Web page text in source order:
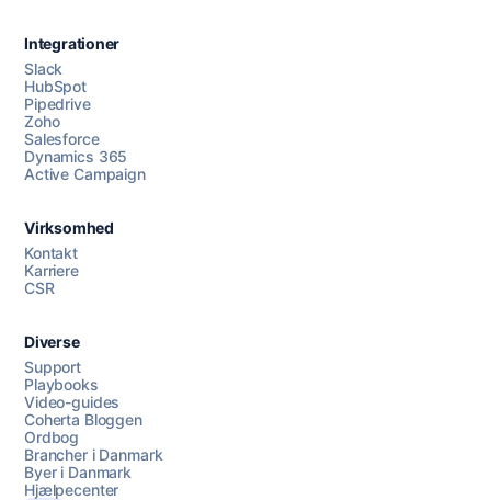
Chat med os
AI Campaign Assist
Integrationer
Slack
HubSpot
Pipedrive
Zoho
Salesforce
Dynamics 365
Active Campaign
Virksomhed
Kontakt
Karriere
CSR
Diverse
Support
Playbooks
Video-guides
Coherta Bloggen
Ordbog
Brancher i Danmark
Byer i Danmark
Hjælpecenter